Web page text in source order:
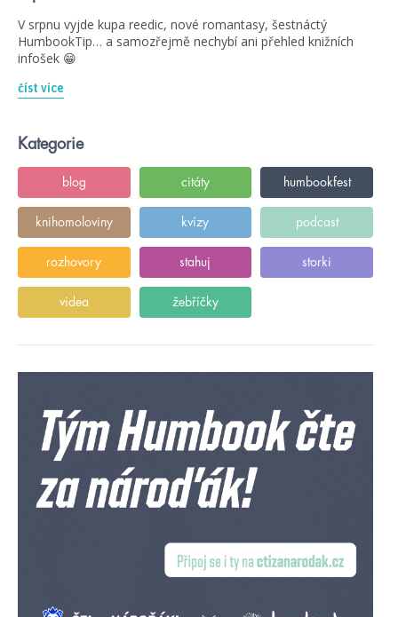
V srpnu vyjde kupa reedic, nové romantasy, šestnáctý
HumbookTip… a samozřejmě nechybí ani přehled knižních
infošek 😁
číst více
Kategorie
blog citáty humbookfest
knihomoloviny kvízy podcast
rozhovory stahuj storki
videa žebříčky